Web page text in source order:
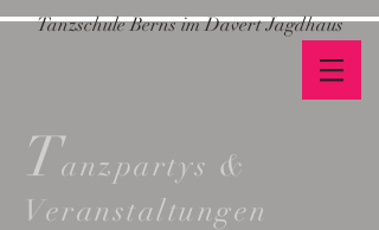
Tanzschule Berns im Davert Jagdhaus
Tanzpartys &
Veranstaltungen